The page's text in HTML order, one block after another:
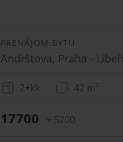
PRENÁJOM BYTU
Andrštova, Praha - Libeň
2+kk 42 m²
17700 + 5200